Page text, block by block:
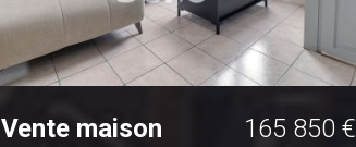
Vente maison 165 850 €